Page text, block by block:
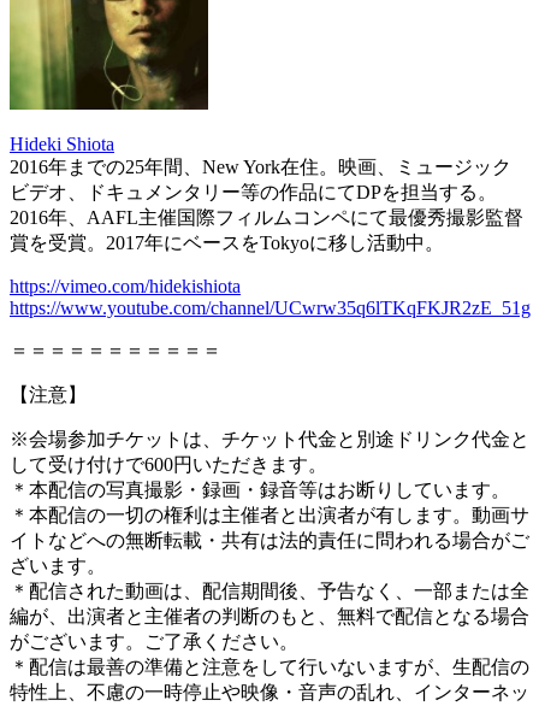
Hideki Shiota
2016年までの25年間、 New York在住。映画、ミュージック
ビデオ、ドキュメンタリー等の作品にてDPを担当する。
2016年、 AAFL主催国際フィルムコンペにて最優秀撮影監督
賞を受賞。 2017年にベースをTokyoに移し活動中。
https://vimeo.com/hidekishiota
https://www.youtube.com/channel/UCwrw35q6lTKqFKJR2zE_51g
＝＝＝＝＝＝＝＝＝＝＝
【注意】
※会場参加チケットは、チケット代金と別途ドリンク代金と
して受け付けで600円いただきます。
＊本配信の写真撮影・録画・録音等はお断りしています。
＊本配信の一切の権利は主催者と出演者が有します。動画サ
イトなどへの無断転載・共有は法的責任に問われる場合がご
ざいます。
＊配信された動画は、配信期間後、予告なく、一部または全
編が、出演者と主催者の判断のもと、無料で配信となる場合
がございます。ご了承ください。
＊配信は最善の準備と注意をして行いないますが、生配信の
特性上、不慮の一時停止や映像・音声の乱れ、インターネッ